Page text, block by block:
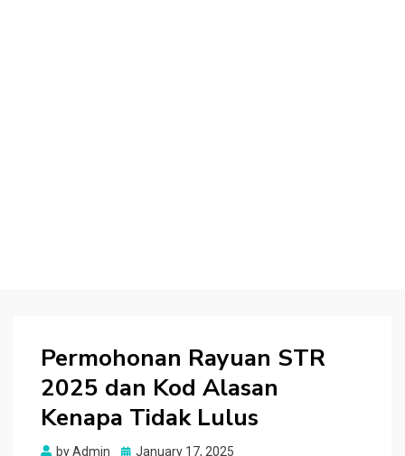
Permohonan Rayuan STR
2025 dan Kod Alasan
Kenapa Tidak Lulus
byAdmin Posted
January 17, 2025